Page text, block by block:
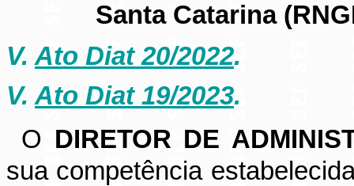
Santa Catarina
V. Ato Diat 20/2022.
V. Ato Diat 19/2023.
O DIRETOR DE
sua competência